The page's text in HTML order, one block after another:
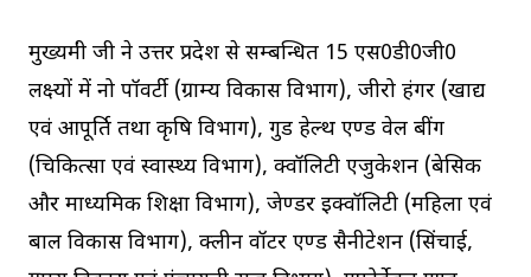
मुख्यमंत्री जी ने उत्तर प्रदेश से सम्बन्धित 15 एस0डी0जी0
लक्ष्यों में नो पॉवर्टी (ग्राम्य विकास विभाग), जीरो हंगर (खाद्य
एवं आपूर्ति तथा कृषि विभाग), गुड हेल्थ एण्ड वेल बींग
(चिकित्सा एवं स्वास्थ्य विभाग), क्वॉलिटी एजुकेशन (बेसिक
और माध्यमिक शिक्षा विभाग), जेण्डर इक्वॉलिटी (महिला एवं
बाल विकास विभाग), क्लीन वॉटर एण्ड सैनीटेशन (सिंचाई,